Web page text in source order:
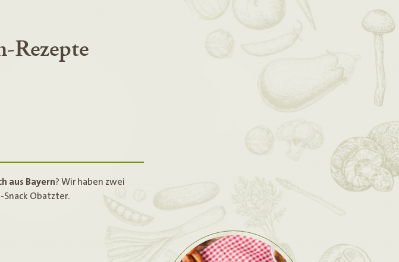
Rezepte
aus Bayern? Wir haben zwei
Obatzter.